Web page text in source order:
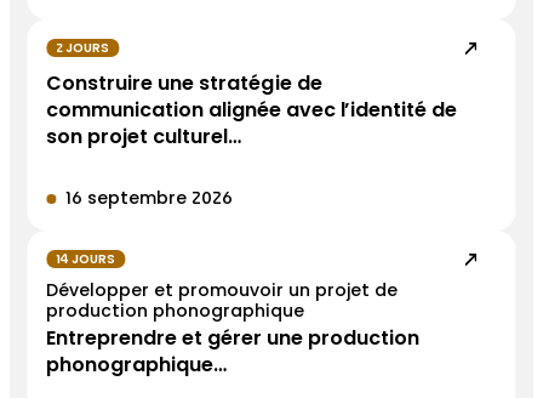
2 JOURS
Construire une stratégie de
communication alignée avec l’identité de
son projet culturel…
16 septembre 2026
14 JOURS
Développer et promouvoir un projet de
production phonographique
Entreprendre et gérer une production
phonographique…